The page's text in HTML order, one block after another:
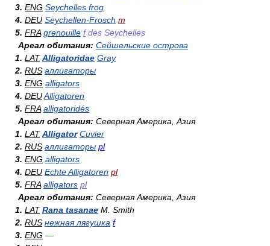
3. ENG Seychelles frog
4. DEU Seychellen-Frosch m
5. FRA grenouille fdes Seychelles
Ареал обитания: Сейшельские острова
1. LAT Alligatoridae Gray
2. RUS аллигаторы
3. ENG alligators
4. DEUAlligatoren
5. FRA alligatoridés
Ареал обитания: Северная Америка, Азия
1. LAT Alligator Cuvier
2. RUS аллигаторы pl
3. ENG alligators
4. DEU Echte Alligatoren pl
5. FRA alligators pl
Ареал обитания: Северная Америка, Азия
1. LAT Rana tasanae M. Smith
2. RUS нежная лягушка f
3. ENG —